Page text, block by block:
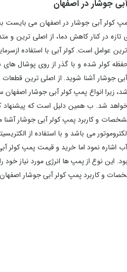
جوشار در اصفهان
کولر آبی جوشار در اصفهان می بایست
در کنار کاهش دما، از اصلی ترین
عوامل است. کولر آبی با استفاده
کولر شده و با گذر از روی
جوشار آشنا شوید. از اصلی ترین
زیرا انواع پمپ کولر آبی جوشار
شد. ب همین دلیل است که
و کاربرد پمپ کولر آبی جوشار
می باشد و با استفاده از
اشاره نمود اما خرید و قیمت پمپ کولر
این نوع از پمپ ها انرژی مورد نیاز
و کاربرد پمپ کولر آبی جوشار اصفهان